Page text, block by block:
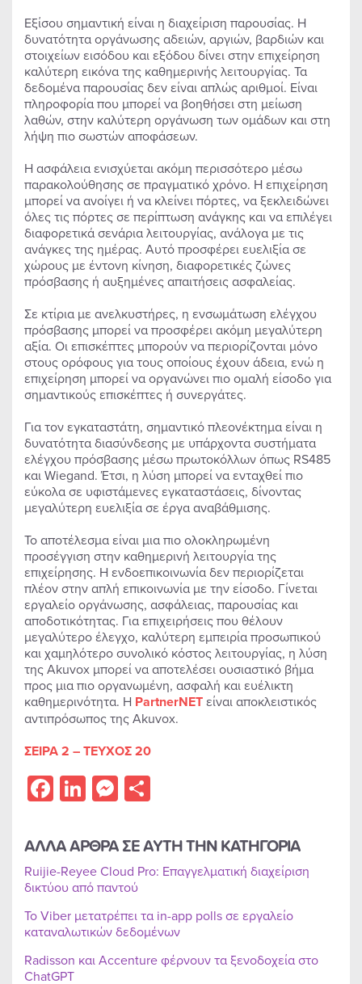
Εξίσου σημαντική είναι η διαχείριση παρουσίας. Η
δυνατότητα οργάνωσης αδειών, αργιών, βαρδιών και
στοιχείων εισόδου και εξόδου δίνει στην επιχείρηση
καλύτερη εικόνα της καθημερινής λειτουργίας. Τα
δεδομένα παρουσίας δεν είναι απλώς αριθμοί. Είναι
πληροφορία που μπορεί να βοηθήσει στη μείωση
λαθών, στην καλύτερη οργάνωση των ομάδων και στη
λήψη πιο σωστών αποφάσεων.
Η ασφάλεια ενισχύεται ακόμη περισσότερο μέσω
παρακολούθησης σε πραγματικό χρόνο. Η επιχείρηση
μπορεί να ανοίγει ή να κλείνει πόρτες, να ξεκλειδώνει
όλες τις πόρτες σε περίπτωση ανάγκης και να επιλέγει
διαφορετικά σενάρια λειτουργίας, ανάλογα με τις
ανάγκες της ημέρας. Αυτό προσφέρει ευελιξία σε
χώρους με έντονη κίνηση, διαφορετικές ζώνες
πρόσβασης ή αυξημένες απαιτήσεις ασφαλείας.
Σε κτίρια με ανελκυστήρες, η ενσωμάτωση ελέγχου
πρόσβασης μπορεί να προσφέρει ακόμη μεγαλύτερη
αξία. Οι επισκέπτες μπορούν να περιορίζονται μόνο
στους ορόφους για τους οποίους έχουν άδεια, ενώ η
επιχείρηση μπορεί να οργανώνει πιο ομαλή είσοδο για
σημαντικούς επισκέπτες ή συνεργάτες.
Για τον εγκαταστάτη, σημαντικό πλεονέκτημα είναι η
δυνατότητα διασύνδεσης με υπάρχοντα συστήματα
ελέγχου πρόσβασης μέσω πρωτοκόλλων όπως RS485
και Wiegand. Έτσι, η λύση μπορεί να ενταχθεί πιο
εύκολα σε υφιστάμενες εγκαταστάσεις, δίνοντας
μεγαλύτερη ευελιξία σε έργα αναβάθμισης.
Το αποτέλεσμα είναι μια πιο ολοκληρωμένη
προσέγγιση στην καθημερινή λειτουργία της
επιχείρησης. Η ενδοεπικοινωνία δεν περιορίζεται
πλέον στην απλή επικοινωνία με την είσοδο. Γίνεται
εργαλείο οργάνωσης, ασφάλειας, παρουσίας και
αποδοτικότητας. Για επιχειρήσεις που θέλουν
μεγαλύτερο έλεγχο, καλύτερη εμπειρία προσωπικού
και χαμηλότερο συνολικό κόστος λειτουργίας, η λύση
της Akuvox μπορεί να αποτελέσει ουσιαστικό βήμα
προς μια πιο οργανωμένη, ασφαλή και ευέλικτη
καθημερινότητα. H PartnerNETείναι αποκλειστικός
αντιπρόσωπος της Akuvox.
ΣΕΙΡΑ 2 – ΤΕΥΧΟΣ 20
Facebook
LinkedIn
Messenger
ΑΛΛΑ ΑΡΘΡΑ ΣΕ ΑΥΤΗ ΤΗΝ ΚΑΤΗΓΟΡΙΑ
Ruijie-Reyee Cloud Pro: Επαγγελματική διαχείριση
δικτύου από παντού
Το Viber μετατρέπει τα in-app polls σε εργαλείο
καταναλωτικών δεδομένων
Radisson και Accenture φέρνουν τα ξενοδοχεία στο
ChatGPT